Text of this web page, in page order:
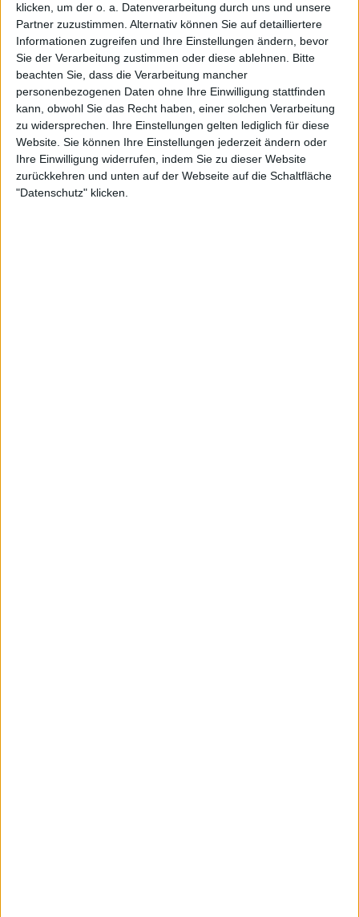
klicken, um der o. a. Datenverarbeitung durch uns und unsere
Partner zuzustimmen. Alternativ können Sie auf detailliertere
Informationen zugreifen und Ihre Einstellungen ändern, bevor
Sie der Verarbeitung zustimmen oder diese ablehnen. Bitte
beachten Sie, dass die Verarbeitung mancher
personenbezogenen Daten ohne Ihre Einwilligung stattfinden
kann, obwohl Sie das Recht haben, einer solchen Verarbeitung
zu widersprechen. Ihre Einstellungen gelten lediglich für diese
Website. Sie können Ihre Einstellungen jederzeit ändern oder
Ihre Einwilligung widerrufen, indem Sie zu dieser Website
zurückkehren und unten auf der Webseite auf die Schaltfläche
"Datenschutz" klicken.
gutturalen Gesang und angeschwärztem Gekeife inklusive
Sprachwechsel bewegen sich MORTAL HATRED durch
mehr als eine Stunde Musik. In Richtung Scheibenende
beschäftigen sich die Herren mit Gewalt und Monstren.
Die Tracks nennen sich „Traditional Godzille Violence”,
„Ultimate T-Rex Violence“ und „X-Treme Xenomorph
Violence“ und reihen sich in das bekannte Klangschema
ein.
MORTAL HATRED sind auf einer Death-Metal-